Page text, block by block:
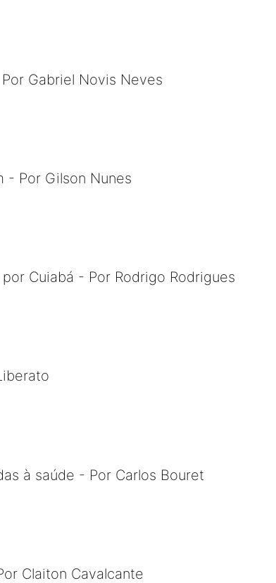
Gabriel Novis Neves
- Por Gilson Nunes
Cuiabá - Por Rodrigo Rodrigues
à saúde - Por Carlos Bouret
Claiton Cavalcante